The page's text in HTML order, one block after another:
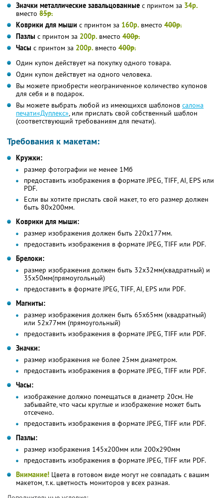
Значки металлические завальцованные с принтом за 34р.
вместо 85р.
Коврики для мыши с принтом за 160р. вместо 400р.
Пазлы с принтом за 200р. вместо 400р.
Часы с принтом за 200р. вместо 400р.
Один купон действует на покупку одного товара.
Один купон действует на одного человека.
Вы можете приобрести неограниченное количество купонов
для себя и в подарок.
Вы можете выбрать любой из имеющихся шаблонов салона
печати«Дуплекс», или прислать свой собственный шаблон
(соответствующий требованиям для печати).
Требования к макетам:
Кружки:
размер фотографии не менее 1Мб
предоставить изображения в формате JPEG, TIFF, AI, EPS или
PDF.
Если вы хотите прислать свой макет, то его размер должен
быть 80х200мм.
Коврики для мыши:
размер изображения должен быть 220х177мм.
предоставить изображения в формате JPEG, TIFF или PDF.
Брелоки:
размер изображения должен быть 32х32мм(квадратный) и
35х50мм(прямоугольный)
предоставить в формате JPEG, TIFF, AI, EPS или PDF.
Магниты:
размер изображения должен быть 65х65мм (квадратный)
или 52х77мм (прямоугольный)
предоставить изображения в формате JPEG, TIFF или PDF.
Значки:
размер изображения не более 25мм диаметром.
предоставить изображения в формате JPEG, TIFF или PDF.
Часы:
изображение должно помещаться в диаметр 20см. Не
забывайте, что часы круглые и изображение может быть
отсечено.
предоставить изображения в формате JPEG, TIFF или PDF.
Пазлы:
размер изображения 145х200мм или 200х290мм
предоставить изображения в формате JPEG, TIFF или PDF.
Внимание! Цвета в готовом виде могут не совпадать с вашим
макетом, т.к. цветность мониторов у всех разная.